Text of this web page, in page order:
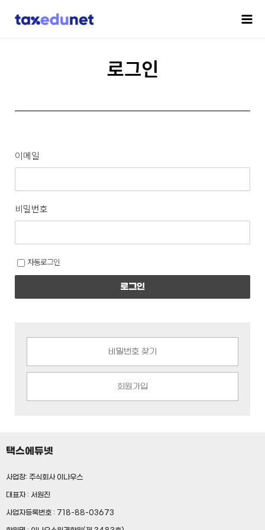
로그인
이메일
비밀번호
자동로그인
로그인
비밀번호 찾기
회원가입
택스에듀넷
사업장: 주식회사 이나우스
대표자 : 서원진
사업자등록번호 : 718-88-03673